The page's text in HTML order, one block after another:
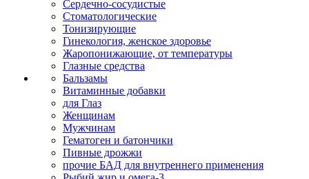
Сердечно-сосудистые
Стоматологические
Тонизирующие
Гинекология, женское здоровье
Жаропонижающие, от температуры
Глазные средства
Бальзамы
Витаминные добавки
для Глаз
Женщинам
Мужчинам
Гематоген и батончики
Пивные дрожжи
прочие БАД для внутреннего применения